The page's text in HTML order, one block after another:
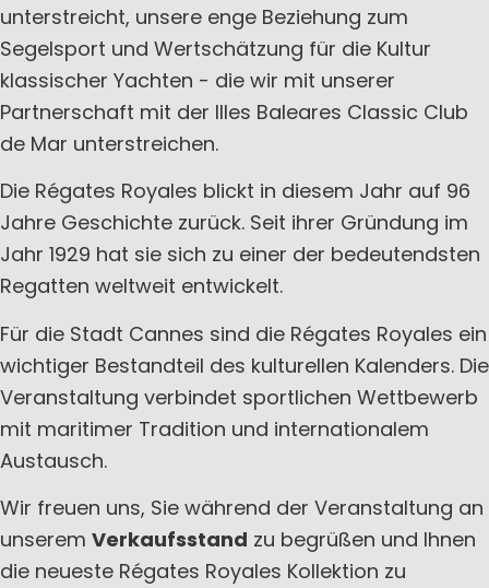
unterstreicht, unsere enge Beziehung zum
Segelsport und Wertschätzung für die Kultur
klassischer Yachten - die wir mit unserer
Partnerschaft mit der Illes Baleares Classic Club
de Mar unterstreichen.
Die Régates Royales blickt in diesem Jahr auf 96
Jahre Geschichte zurück. Seit ihrer Gründung im
Jahr 1929 hat sie sich zu einer der bedeutendsten
Regatten weltweit entwickelt.
Für die Stadt Cannes sind die Régates Royales ein
wichtiger Bestandteil des kulturellen Kalenders. Die
Veranstaltung verbindet sportlichen Wettbewerb
mit maritimer Tradition und internationalem
Austausch.
Wir freuen uns, Sie während der Veranstaltung an
unserem Verkaufsstand zu begrüßen und Ihnen
die neueste Régates Royales Kollektion zu